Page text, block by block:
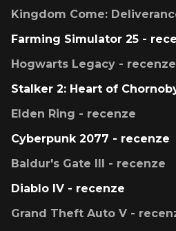
Kingdom Come:
Farming Simulator 25 -
Hogwarts Legacy - recenze
Stalker 2: Heart of
Elden Ring - recenze
Cyberpunk 2077 - recenze
Baldur's Gate III - recenze
Diablo IV - recenze
Grand Theft Auto V -